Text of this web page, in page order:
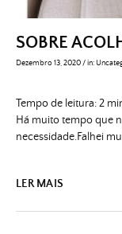
SOBRE
Dezembro 13, 2020/in:
Tempo de leitura:2
Há muito tempo que
necessidade.Falhei
LER MAIS